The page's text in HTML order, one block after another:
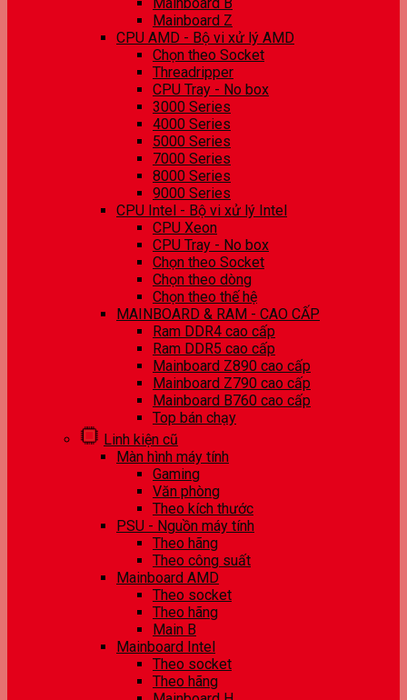
Mainboard Z
CPU AMD - Bộ vi xử lý AMD
Chọn theo Socket
Threadripper
CPU Tray - No box
3000 Series
4000 Series
5000 Series
7000 Series
8000 Series
9000 Series
CPU Intel - Bộ vi xử lý Intel
CPU Xeon
CPU Tray - No box
Chọn theo Socket
Chọn theo dòng
Chọn theo thế hệ
MAINBOARD & RAM - CAO CẤP
Ram DDR4 cao cấp
Ram DDR5 cao cấp
Mainboard Z890 cao cấp
Mainboard Z790 cao cấp
Mainboard B760 cao cấp
Top bán chạy
Linh kiện cũ
Màn hình máy tính
Gaming
Văn phòng
Theo kích thước
PSU - Nguồn máy tính
Theo hãng
Theo công suất
Mainboard AMD
Theo socket
Theo hãng
Main B
Mainboard Intel
Theo socket
Theo hãng